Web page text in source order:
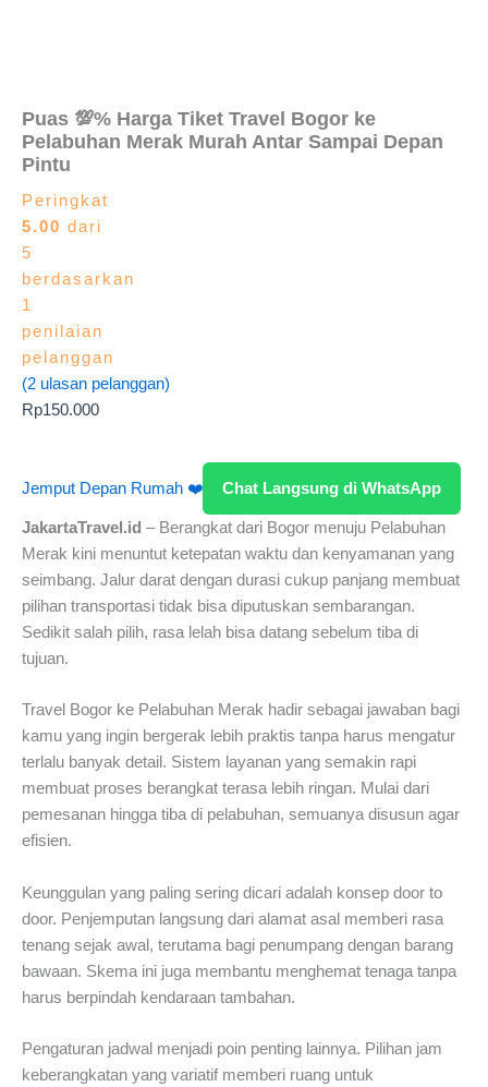
Puas 💯% Harga Tiket Travel Bogor ke
Pelabuhan Merak Murah Antar Sampai Depan
Pintu
Peringkat
5.00 dari
5
berdasarkan
1
penilaian
pelanggan
(2 ulasan pelanggan)
Rp150.000
Jemput Depan Rumah ❤️ Chat Langsung di WhatsApp
JakartaTravel.id – Berangkat dari Bogor menuju Pelabuhan
Merak kini menuntut ketepatan waktu dan kenyamanan yang
seimbang. Jalur darat dengan durasi cukup panjang membuat
pilihan transportasi tidak bisa diputuskan sembarangan.
Sedikit salah pilih, rasa lelah bisa datang sebelum tiba di
tujuan.
Travel Bogor ke Pelabuhan Merak hadir sebagai jawaban bagi
kamu yang ingin bergerak lebih praktis tanpa harus mengatur
terlalu banyak detail. Sistem layanan yang semakin rapi
membuat proses berangkat terasa lebih ringan. Mulai dari
pemesanan hingga tiba di pelabuhan, semuanya disusun agar
efisien.
Keunggulan yang paling sering dicari adalah konsep door to
door. Penjemputan langsung dari alamat asal memberi rasa
tenang sejak awal, terutama bagi penumpang dengan barang
bawaan. Skema ini juga membantu menghemat tenaga tanpa
harus berpindah kendaraan tambahan.
Pengaturan jadwal menjadi poin penting lainnya. Pilihan jam
keberangkatan yang variatif memberi ruang untuk